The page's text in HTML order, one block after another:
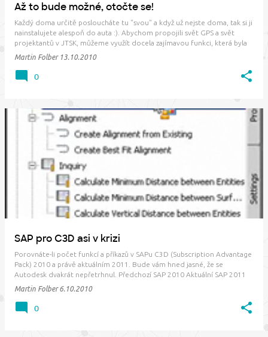
Až to bude možné, otočte se!
Každý doma určitě posloucháte tu "svou" a když už nejste doma, tak si ji
nainstalujete alespoň do auta :). Abychom propojili svět GPS a svět
projektantů v JTSK, můžeme využít docela zajímavou funkci, která byla
vypilována v AutoCADu Map 3D 2011 a tedy i v C3D 2011. Řeč je o
Martin Folber 13.10.2010
0
SAP pro C3D asi v krizi
Porovnáte-li počet funkcí a příkazů v SAPu C3D (Subscription Advantage
Pack) 2010 a právě aktuálním 2011. Bude vám hned jasné, že se
Autodesk dvakrát nepřetrhnul. Předchozí SAP 2010 Aktuální SAP 2011
Pojďme se podívat novým funkcím blíže na zoubek... Vylepšený import
Martin Folber 6.10.2010
0